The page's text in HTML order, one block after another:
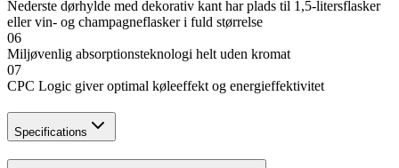
Nederste dørhylde med dekorativ kant har plads til 1,5-litersflasker
eller vin- og champagneflasker i fuld størrelse
06
Miljøvenlig absorptionsteknologi helt uden kromat
07
CPC Logic giver optimal køleeffekt og energieffektivitet
Specifications